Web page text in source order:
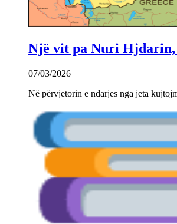
Një vit pa Nuri Hjdarin,
07/03/2026
Në përvjetorin e ndarjes nga jeta